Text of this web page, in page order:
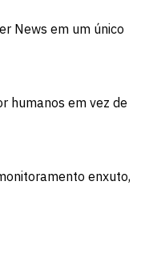
News em um único
humanos em vez de
enxuto,